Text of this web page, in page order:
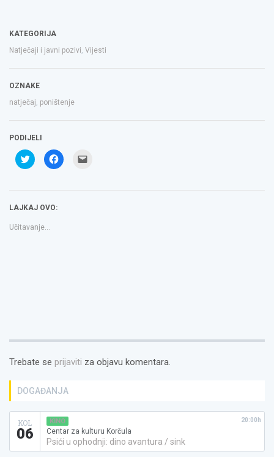
KATEGORIJA
Natječaji i javni pozivi, Vijesti
OZNAKE
natječaj, poništenje
PODIJELI
Podijeli
na
Twitteru
u
prozoru)
Klikom
podijelite
u to
LAJKAJ OVO:
Učitavanje...
Trebate se prijaviti za objavu komentara.
DOGAĐANJA
KOL
06
KINO
Centar za kulturu Korčula
Psići u ophodnji: dino avantura / sink
20:00h